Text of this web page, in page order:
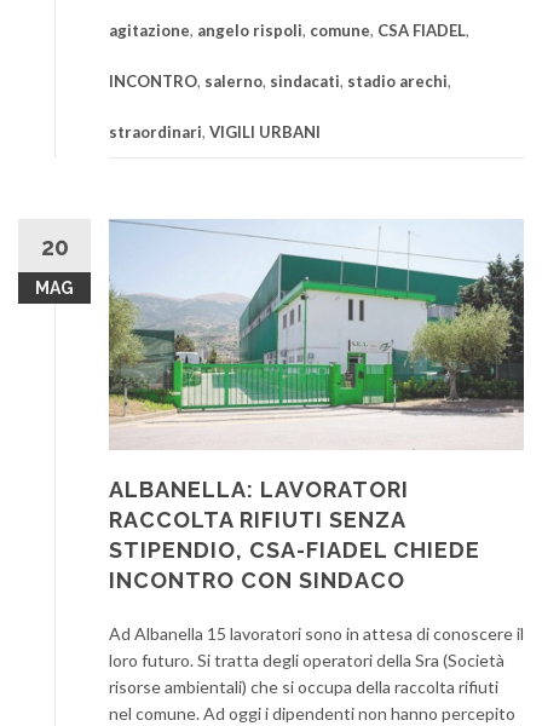
agitazione, angelo rispoli, comune, CSA FIADEL,
INCONTRO, salerno, sindacati, stadio arechi,
straordinari, VIGILI URBANI
20
MAG
ALBANELLA: LAVORATORI
RACCOLTA RIFIUTI SENZA
STIPENDIO, CSA-FIADEL CHIEDE
INCONTRO CON SINDACO
Ad Albanella 15 lavoratori sono in attesa di conoscere il
loro futuro. Si tratta degli operatori della Sra (Società
risorse ambientali) che si occupa della raccolta rifiuti
nel comune. Ad oggi i dipendenti non hanno percepito